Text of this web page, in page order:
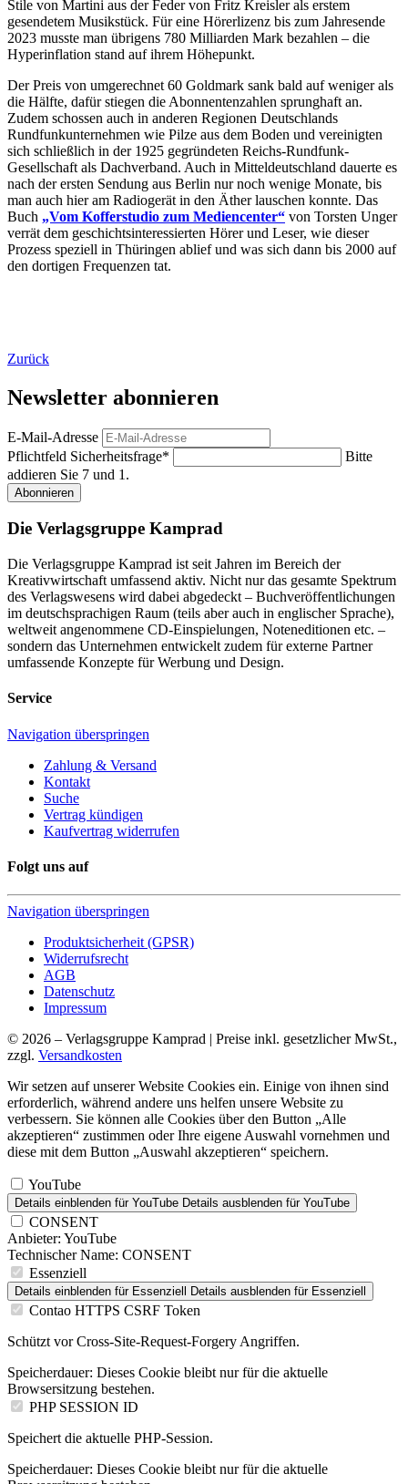
Stile von Martini aus der Feder von Fritz Kreisler als erstem
gesendetem Musikstück. Für eine Hörerlizenz bis zum Jahresende
2023 musste man übrigens 780 Milliarden Mark bezahlen – die
Hyperinflation stand auf ihrem Höhepunkt.
Der Preis von umgerechnet 60 Goldmark sank bald auf weniger als
die Hälfte, dafür stiegen die Abonnentenzahlen sprunghaft an.
Zudem schossen auch in anderen Regionen Deutschlands
Rundfunkunternehmen wie Pilze aus dem Boden und vereinigten
sich schließlich in der 1925 gegründeten Reichs-Rundfunk-
Gesellschaft als Dachverband. Auch in Mitteldeutschland dauerte es
nach der ersten Sendung aus Berlin nur noch wenige Monate, bis
man auch hier am Radiogerät in den Äther lauschen konnte. Das
Buch „Vom Kofferstudio zum Mediencenter“ von Torsten Unger
verrät dem geschichtsinteressierten Hörer und Leser, wie dieser
Prozess speziell in Thüringen ablief und was sich dann bis 2000 auf
den dortigen Frequenzen tat.
Zurück
Newsletter abonnieren
E-Mail-Adresse
Pflichtfeld Sicherheitsfrage*
Bitte
addieren Sie 7 und 1.
Abonnieren
Die Verlagsgruppe Kamprad
Die Verlagsgruppe Kamprad ist seit Jahren im Bereich der
Kreativwirtschaft umfassend aktiv. Nicht nur das gesamte Spektrum
des Verlagswesens wird dabei abgedeckt – Buchveröffentlichungen
im deutschsprachigen Raum (teils aber auch in englischer Sprache),
weltweit angenommene CD-Einspielungen, Noteneditionen etc. –
sondern das Unternehmen entwickelt zudem für externe Partner
umfassende Konzepte für Werbung und Design.
Service
Navigation überspringen
Zahlung & Versand
Kontakt
Suche
Vertrag kündigen
Kaufvertrag widerrufen
Folgt uns auf
Navigation überspringen
Produktsicherheit (GPSR)
Widerrufsrecht
AGB
Datenschutz
Impressum
© 2026 – Verlagsgruppe Kamprad | Preise inkl. gesetzlicher MwSt.,
zzgl. Versandkosten
Wir setzen auf unserer Website Cookies ein. Einige von ihnen sind
erforderlich, während andere uns helfen unsere Website zu
verbessern. Sie können alle Cookies über den Button „Alle
akzeptieren“ zustimmen oder Ihre eigene Auswahl vornehmen und
diese mit dem Button „Auswahl akzeptieren“ speichern.
YouTube
Details einblenden für YouTube Details ausblenden für YouTube
CONSENT
Anbieter: YouTube
Technischer Name: CONSENT
Essenziell
Details einblenden für Essenziell Details ausblenden für Essenziell
Contao HTTPS CSRF Token
Schützt vor Cross-Site-Request-Forgery Angriffen.
Speicherdauer: Dieses Cookie bleibt nur für die aktuelle
Browsersitzung bestehen.
PHP SESSION ID
Speichert die aktuelle PHP-Session.
Speicherdauer: Dieses Cookie bleibt nur für die aktuelle